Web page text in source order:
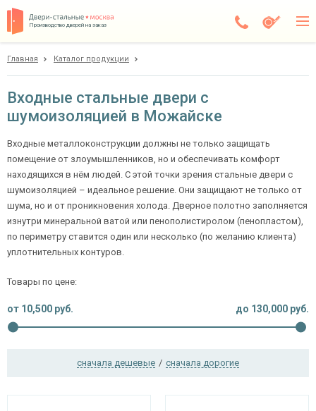
Производство дверей на заказ
Доставка
Установка
Галерея
Акции
Покупателям
Контакты
Ежедневно с 08:00 до 24:00
+7 (495) 409-24-70
Главная Каталог продукции
Входные стальные двери с
шумоизоляцией в Можайске
Входные металлоконструкции должны не только защищать
помещение от злоумышленников, но и обеспечивать комфорт
находящихся в нём людей. С этой точки зрения стальные двери с
шумоизоляцией – идеальное решение. Они защищают не только от
шума, но и от проникновения холода. Дверное полотно заполняется
изнутри минеральной ватой или пенополистиролом (пенопластом),
по периметру ставится один или несколько (по желанию клиента)
уплотнительных контуров.
Товары по цене:
от 10,500 руб. до 130,000 руб.
сначала дешевые / сначала дорогие